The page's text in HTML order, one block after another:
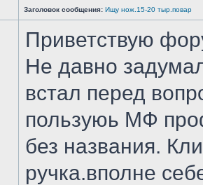
Заголовок сообщения: Ищу нож.15-20 тыр.повар
Приветствую
Не давно
встал перед
пользуюь МФ
без названия.
ручка.вполне